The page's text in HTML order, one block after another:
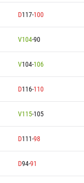
D117-100
V104-90
V104-106
D116-110
V115-105
D111-98
D94-91